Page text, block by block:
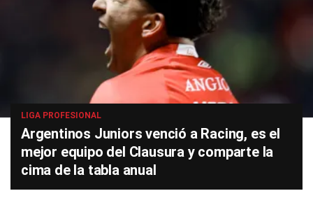
LIGA PROFESIONAL
Argentinos Juniors venció a Racing, es el
mejor equipo del Clausura y comparte la
cima de la tabla anual